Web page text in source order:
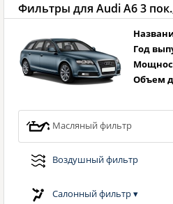
Фильтры для Audi A6 3
Год
Объем
Масляный фильтр
Воздушный фильтр
Салонный фильтр▾